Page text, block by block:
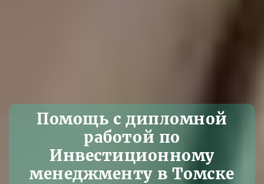
Помощь с дипломной
работой по
Инвестиционному
менеджменту в Томске